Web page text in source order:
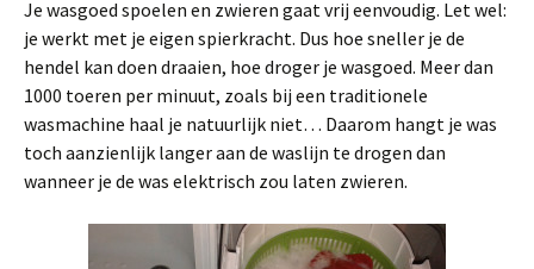
Je wasgoed spoelen en zwieren gaat vrij eenvoudig. Let wel:
je werkt met je eigen spierkracht. Dus hoe sneller je de
hendel kan doen draaien, hoe droger je wasgoed. Meer dan
1000 toeren per minuut, zoals bij een traditionele
wasmachine haal je natuurlijk niet… Daarom hangt je was
toch aanzienlijk langer aan de waslijn te drogen dan
wanneer je de was elektrisch zou laten zwieren.